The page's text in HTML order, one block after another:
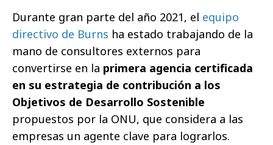
Durante gran parte del año 2021, el equipo
directivo de Burns ha estado trabajando de la
mano de consultores externos para
convertirse en la primera agencia certificada
en su estrategia de contribución a los
Objetivos de Desarrollo Sostenible
propuestos por la ONU, que considera a las
empresas un agente clave para lograrlos.